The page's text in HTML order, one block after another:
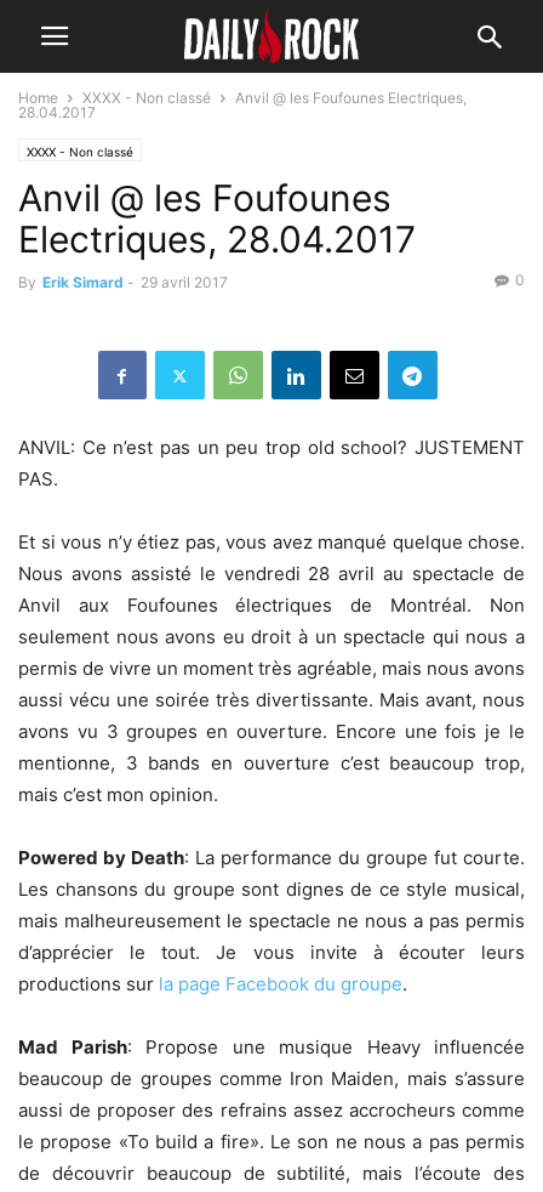
Home XXXX - Non classé
Anvil @ les Foufounes Electriques,
28.04.2017
XXXX - Non classé
Anvil @ les Foufounes
Electriques, 28.04.2017
By Erik Simard - 29 avril 2017 0
ANVIL: Ce n’est pas un peu trop old school? JUSTEMENT
PAS.
Et si vous n’y étiez pas, vous avez manqué quelque chose.
Nous avons assisté le vendredi 28 avril au spectacle de
Anvil aux Foufounes électriques de Montréal. Non
seulement nous avons eu droit à un spectacle qui nous a
permis de vivre un moment très agréable, mais nous avons
aussi vécu une soirée très divertissante. Mais avant, nous
avons vu 3 groupes en ouverture. Encore une fois je le
mentionne, 3 bands en ouverture c’est beaucoup trop,
mais c’est mon opinion.
Powered by Death: La performance du groupe fut courte.
Les chansons du groupe sont dignes de ce style musical,
mais malheureusement le spectacle ne nous a pas permis
d’apprécier le tout. Je vous invite à écouter leurs
productions sur la page Facebook du groupe.
Mad Parish: Propose une musique Heavy influencée
beaucoup de groupes comme Iron Maiden, mais s’assure
aussi de proposer des refrains assez accrocheurs comme
le propose «To build a fire». Le son ne nous a pas permis
de découvrir beaucoup de subtilité, mais l’écoute des